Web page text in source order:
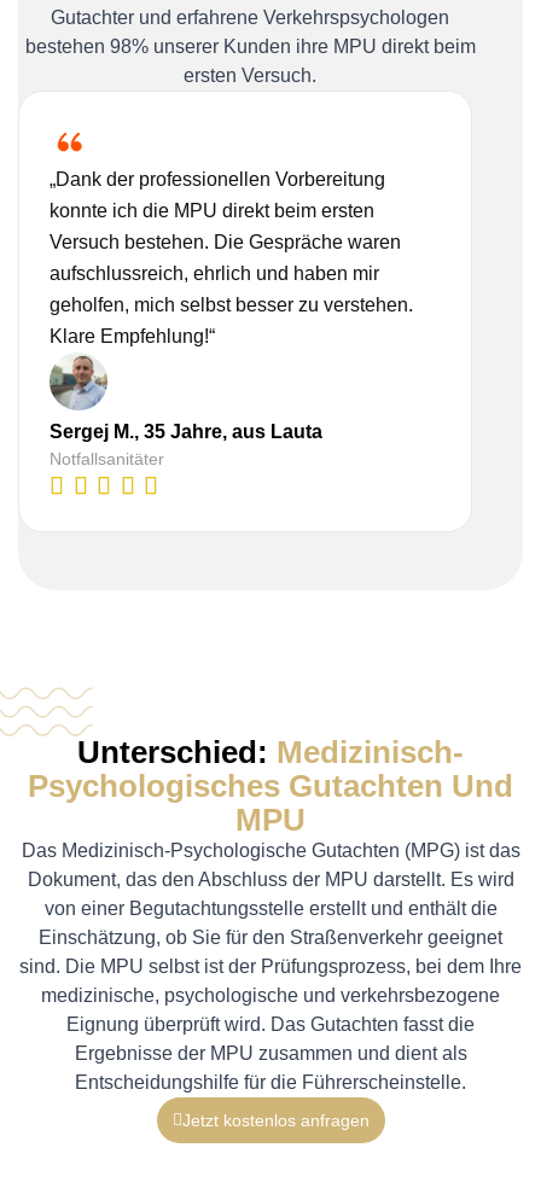
Gutachter und erfahrene Verkehrspsychologen
bestehen 98% unserer Kunden ihre MPU direkt beim
ersten Versuch.
„Dank der professionellen Vorbereitung
konnte ich die MPU direkt beim ersten
Versuch bestehen. Die Gespräche waren
aufschlussreich, ehrlich und haben mir
geholfen, mich selbst besser zu verstehen.
Klare Empfehlung!“
Sergej M., 35 Jahre, aus Lauta
Notfallsanitäter
Unterschied: Medizinisch-
Psychologisches Gutachten Und
MPU
Das Medizinisch-Psychologische Gutachten (MPG) ist das
Dokument, das den Abschluss der MPU darstellt. Es wird
von einer Begutachtungsstelle erstellt und enthält die
Einschätzung, ob Sie für den Straßenverkehr geeignet
sind. Die MPU selbst ist der Prüfungsprozess, bei dem Ihre
medizinische, psychologische und verkehrsbezogene
Eignung überprüft wird. Das Gutachten fasst die
Ergebnisse der MPU zusammen und dient als
Entscheidungshilfe für die Führerscheinstelle.
Jetzt kostenlos anfragen